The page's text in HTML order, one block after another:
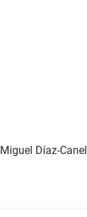
Miguel Díaz-Canel